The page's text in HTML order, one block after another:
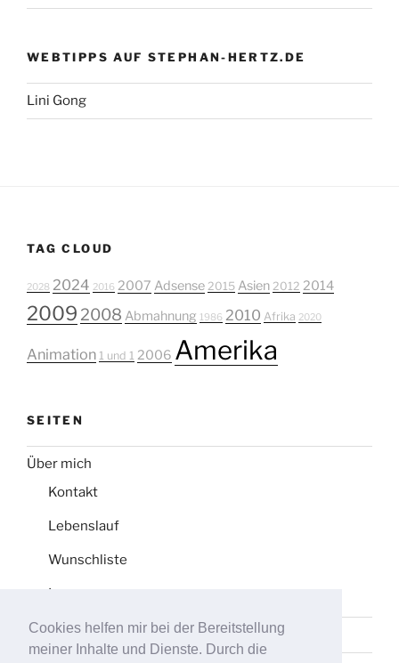
Cookies helfen mir bei der Bereitstellung
meiner Inhalte und Dienste. Durch die
WEBTIPPS AUF STEPHAN-HERTZ.DE
Lini Gong
TAG CLOUD
2028 2024 2016 2007 Adsense 2015 Asien 2012 2014
2009 2008 Abmahnung 1986 2010 Afrika 2020
Animation 1 und 1 2006 Amerika
SEITEN
Über mich
Kontakt
Lebenslauf
Wunschliste
Impressum
Datenschutz